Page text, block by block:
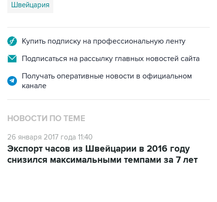
Швейцария
Купить подписку на профессиональную ленту
Подписаться на рассылку главных новостей сайта
Получать оперативные новости в официальном
канале
НОВОСТИ ПО ТЕМЕ
26 января 2017 года 11:40
Экспорт часов из Швейцарии в 2016 году
снизился максимальными темпами за 7 лет